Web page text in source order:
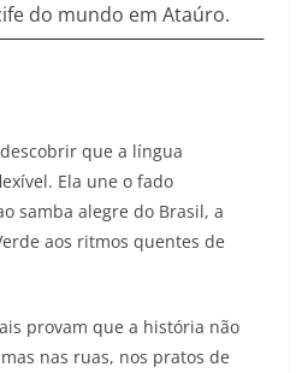
do mundo em Ataúro.
que a língua
Ela une o fado
samba alegre do Brasil, a
aos ritmos quentes de
provam que a história não
nas ruas, nos pratos de